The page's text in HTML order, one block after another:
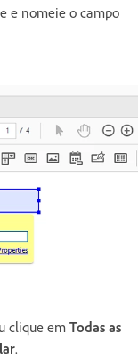
e nomeie o campo
clique em Todas as
.